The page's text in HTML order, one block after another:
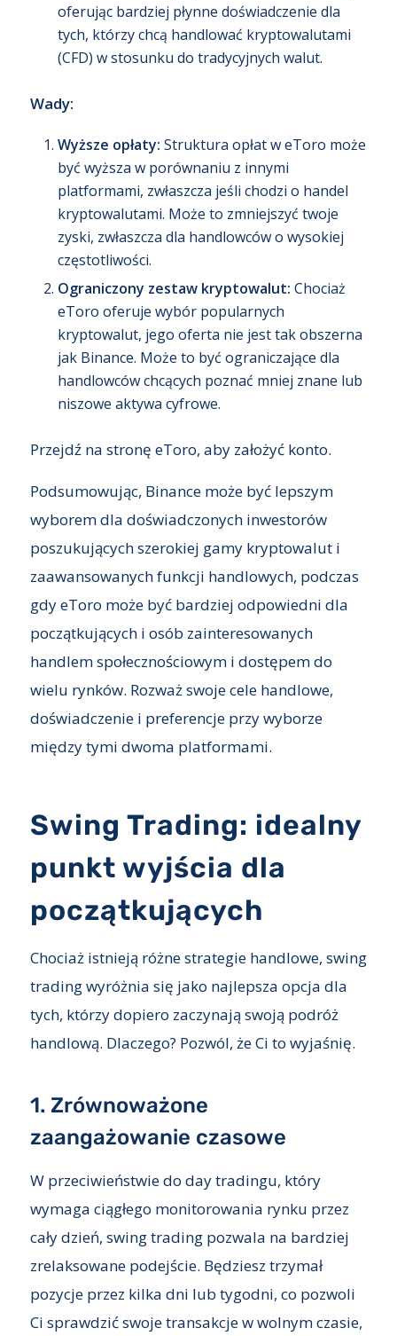
oferując bardziej płynne doświadczenie dla
tych, którzy chcą handlować kryptowalutami
(CFD) w stosunku do tradycyjnych walut.
Wady:
Wyższe opłaty: Struktura opłat w eToro może
być wyższa w porównaniu z innymi
platformami, zwłaszcza jeśli chodzi o handel
kryptowalutami. Może to zmniejszyć twoje
zyski, zwłaszcza dla handlowców o wysokiej
częstotliwości.
Ograniczony zestaw kryptowalut: Chociaż
eToro oferuje wybór popularnych
kryptowalut, jego oferta nie jest tak obszerna
jak Binance. Może to być ograniczające dla
handlowców chcących poznać mniej znane lub
niszowe aktywa cyfrowe.
Przejdź na stronę eToro, aby założyć konto.
Podsumowując, Binance może być lepszym
wyborem dla doświadczonych inwestorów
poszukujących szerokiej gamy kryptowalut i
zaawansowanych funkcji handlowych, podczas
gdy eToro może być bardziej odpowiedni dla
początkujących i osób zainteresowanych
handlem społecznościowym i dostępem do
wielu rynków. Rozważ swoje cele handlowe,
doświadczenie i preferencje przy wyborze
między tymi dwoma platformami.
Swing Trading: idealny
punkt wyjścia dla
początkujących
Chociaż istnieją różne strategie handlowe, swing
trading wyróżnia się jako najlepsza opcja dla
tych, którzy dopiero zaczynają swoją podróż
handlową. Dlaczego? Pozwól, że Ci to wyjaśnię.
1. Zrównoważone
zaangażowanie czasowe
W przeciwieństwie do day tradingu, który
wymaga ciągłego monitorowania rynku przez
cały dzień, swing trading pozwala na bardziej
zrelaksowane podejście. Będziesz trzymał
pozycje przez kilka dni lub tygodni, co pozwoli
Ci sprawdzić swoje transakcje w wolnym czasie,